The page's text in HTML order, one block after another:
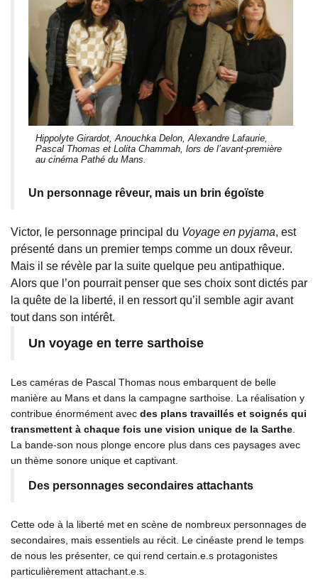
Hippolyte Girardot, Anouchka Delon, Alexandre Lafaurie,
Pascal Thomas et Lolita Chammah, lors de l’avant-première
au cinéma Pathé du Mans.
Un personnage rêveur, mais un brin égoïste
Victor, le personnage principal du Voyage en pyjama, est
présenté dans un premier temps comme un doux rêveur.
Mais il se révèle par la suite quelque peu antipathique.
Alors que l’on pourrait penser que ses choix sont dictés par
la quête de la liberté, il en ressort qu’il semble agir avant
tout dans son intérêt.
Un voyage en terre sarthoise
Les caméras de Pascal Thomas nous embarquent de belle
manière au Mans et dans la campagne sarthoise. La réalisation y
contribue énormément avec des plans travaillés et soignés qui
transmettent à chaque fois une vision unique de la Sarthe.
La bande-son nous plonge encore plus dans ces paysages avec
un thème sonore unique et captivant.
Des personnages secondaires attachants
Cette ode à la liberté met en scène de nombreux personnages de
secondaires, mais essentiels au récit. Le cinéaste prend le temps
de nous les présenter, ce qui rend certain.e.s protagonistes
particulièrement attachant.e.s.